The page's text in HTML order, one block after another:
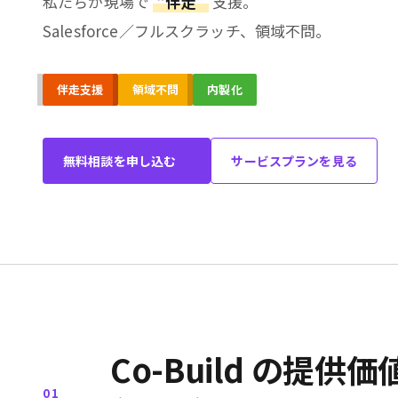
Salesforce／フルスクラッチ、領域不問。
伴走支援 領域不問 内製化
無料相談を申し込む サービスプランを見る
01
Co-Build の提供価